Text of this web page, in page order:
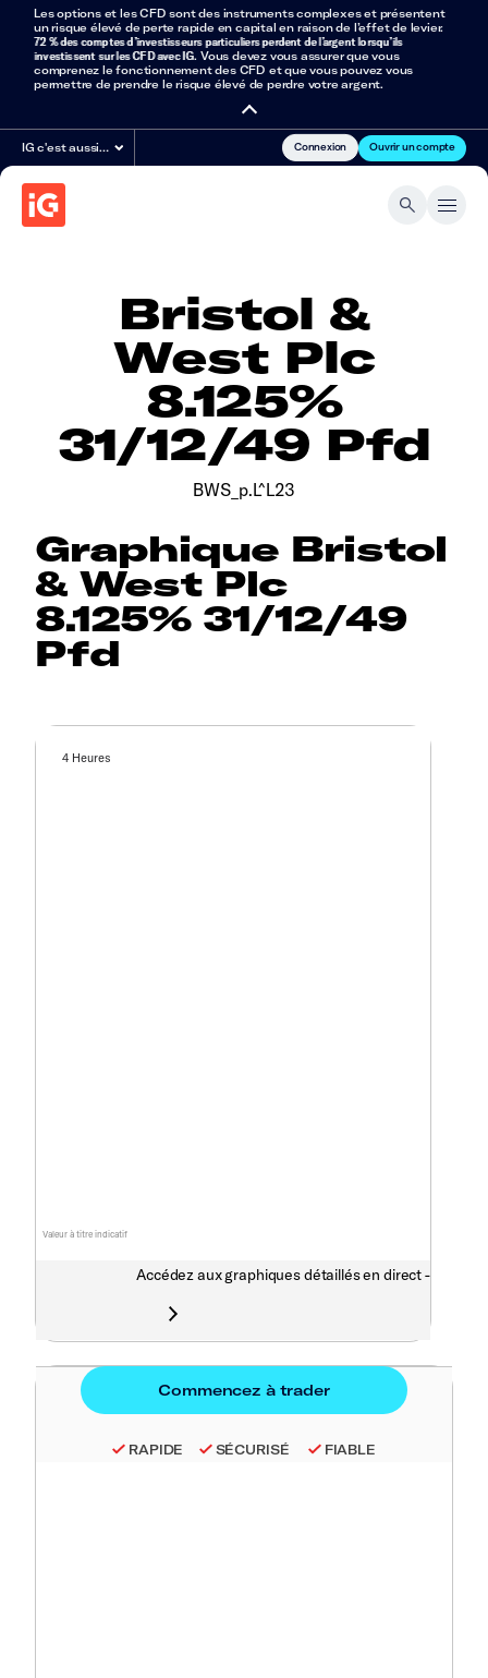
Les options et les CFD sont des instruments complexes et présentent
un risque élevé de perte rapide en capital en raison de l’effet de levier.
72 % des comptes d’investisseurs particuliers perdent de l’argent lorsqu’ils
investissent sur les CFD avec IG. Vous devez vous assurer que vous
comprenez le fonctionnement des CFD et que vous pouvez vous
permettre de prendre le risque élevé de perdre votre argent.
IG c'est aussi… Connexion Ouvrir un compte
Bristol &
West Plc
8.125%
31/12/49 Pfd
BWS_p.L^L23
Graphique Bristol
& West Plc
8.125% 31/12/49
Pfd
Valeur à titre indicatif
4 Heures
Accédez aux graphiques détaillés en direct -
RAPIDE SÉCURISÉ FIABLE